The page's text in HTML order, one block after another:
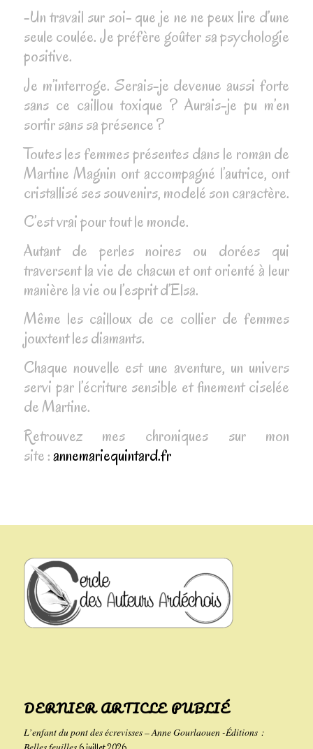
-Un travail sur soi- que je ne ne peux lire d’une
seule coulée. Je préfère goûter sa psychologie
positive.
Je m’interroge. Serais-je devenue aussi forte
sans ce caillou toxique ? Aurais-je pu m’en
sortir sans sa présence ?
Toutes les femmes présentes dans le roman de
Martine Magnin ont accompagné l’autrice, ont
cristallisé ses souvenirs, modelé son caractère.
C’est vrai pour tout le monde.
Autant de perles noires ou dorées qui
traversent la vie de chacun et ont orienté à leur
manière la vie ou l’esprit d’Elsa.
Même les cailloux de ce collier de femmes
jouxtent les diamants.
Chaque nouvelle est une aventure, un univers
servi par l’écriture sensible et finement ciselée
de Martine.
Retrouvez mes chroniques sur mon
site :annemariequintard.fr
DERNIER ARTICLE PUBLIÉ
L’enfant du pont des écrevisses – Anne Gourlaouen -Éditions :